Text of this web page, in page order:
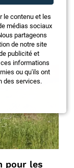
pour les
le contenu et les
médias sociaux
partageons
de notre site
publicité et
informations
ou qu'ils ont
des services.